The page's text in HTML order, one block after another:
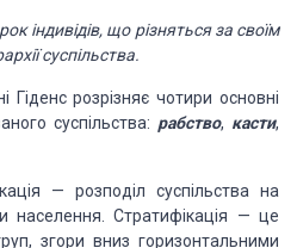
індивідів, що різняться за своїм
суспільства.
Гіденс розрізняє чотири основні
суспільства: рабство, касти,
— розподіл суспільства на
населення. Стратифікація — це
згори вниз горизонтальними